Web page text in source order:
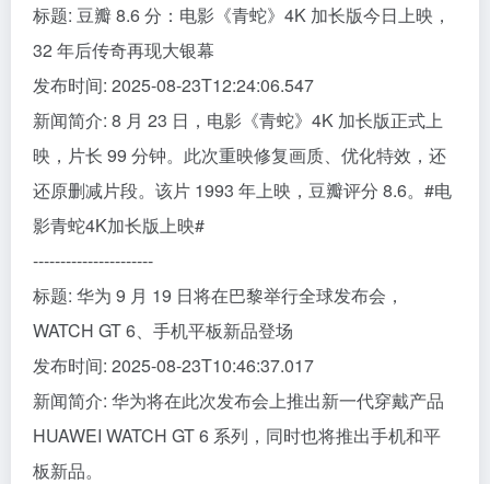
标题: 豆瓣 8.6 分：电影《青蛇》4K 加长版今日上映，
32 年后传奇再现大银幕
发布时间: 2025-08-23T12:24:06.547
新闻简介: 8 月 23 日，电影《青蛇》4K 加长版正式上
映，片长 99 分钟。此次重映修复画质、优化特效，还
还原删减片段。该片 1993 年上映，豆瓣评分 8.6。#电
影青蛇4K加长版上映#
----------------------
标题: 华为 9 月 19 日将在巴黎举行全球发布会，
WATCH GT 6、手机平板新品登场
发布时间: 2025-08-23T10:46:37.017
新闻简介: 华为将在此次发布会上推出新一代穿戴产品
HUAWEI WATCH GT 6 系列，同时也将推出手机和平
板新品。